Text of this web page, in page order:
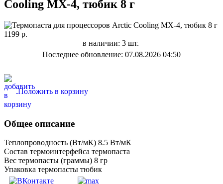
Cooling MX-4, тюбик 8 г
1199 р.
в наличии: 3 шт.
Последнее обновление: 07.08.2026 04:50
Положить в корзину
Общее описание
Теплопроводность (Вт/мК) 8.5 Вт/мК
Состав термоинтерфейса термопаста
Вес термопасты (граммы) 8 гр
Упаковка термопасты тюбик